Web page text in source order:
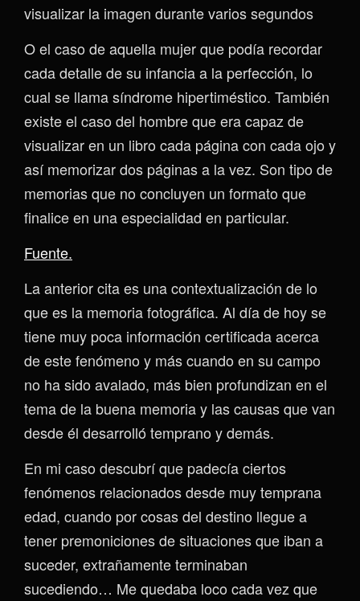
visualizar la imagen durante varios segundos
O el caso de aquella mujer que podía recordar
cada detalle de su infancia a la perfección, lo
cual se llama síndrome hipertiméstico. También
existe el caso del hombre que era capaz de
visualizar en un libro cada página con cada ojo y
así memorizar dos páginas a la vez. Son tipo de
memorias que no concluyen un formato que
finalice en una especialidad en particular.
Fuente.
La anterior cita es una contextualización de lo
que es la memoria fotográfica. Al día de hoy se
tiene muy poca información certificada acerca
de este fenómeno y más cuando en su campo
no ha sido avalado, más bien profundizan en el
tema de la buena memoria y las causas que van
desde él desarrolló temprano y demás.
En mi caso descubrí que padecía ciertos
fenómenos relacionados desde muy temprana
edad, cuando por cosas del destino llegue a
tener premoniciones de situaciones que iban a
suceder, extrañamente terminaban
sucediendo… Me quedaba loco cada vez que